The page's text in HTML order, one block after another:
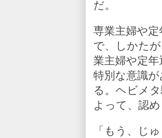
だ。
専業主婦や
で、しかた
業主婦や定
特別な意識
る。ヘビメ
よって、認
「もう、じ